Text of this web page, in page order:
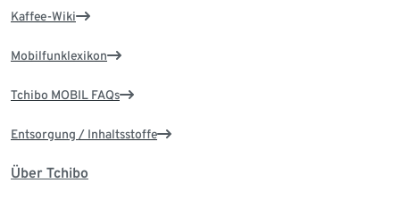
Kaffee-Wiki
Mobilfunklexikon
Tchibo MOBIL FAQs
Entsorgung / Inhaltsstoffe
Über Tchibo